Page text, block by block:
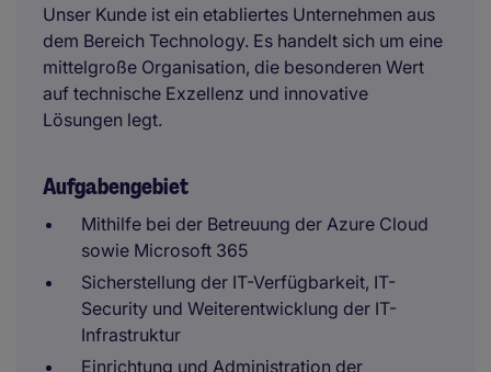
Unser Kunde ist ein etabliertes Unternehmen aus
dem Bereich Technology. Es handelt sich um eine
mittelgroße Organisation, die besonderen Wert
auf technische Exzellenz und innovative
Lösungen legt.
Aufgabengebiet
Mithilfe bei der Betreuung der Azure Cloud
sowie Microsoft 365
Sicherstellung der IT-Verfügbarkeit, IT-
Security und Weiterentwicklung der IT-
Infrastruktur
Einrichtung und Administration der